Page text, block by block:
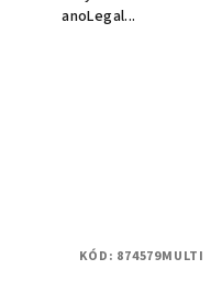
anoLegal...
KÓD: 874579MULTI